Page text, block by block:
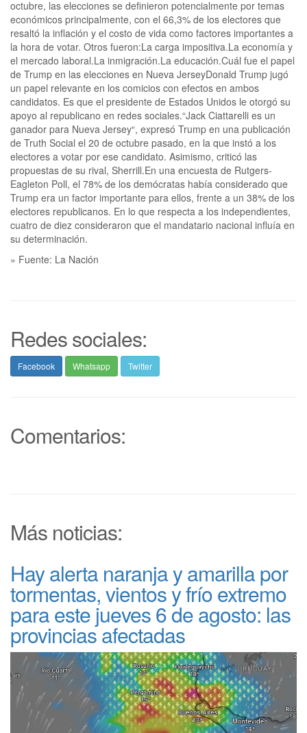
octubre, las elecciones se definieron potencialmente por temas
económicos principalmente, con el 66,3% de los electores que
resaltó la inflación y el costo de vida como factores importantes a
la hora de votar. Otros fueron:La carga impositiva.La economía y
el mercado laboral.La inmigración.La educación.Cuál fue el papel
de Trump en las elecciones en Nueva JerseyDonald Trump jugó
un papel relevante en los comicios con efectos en ambos
candidatos. Es que el presidente de Estados Unidos le otorgó su
apoyo al republicano en redes sociales.“Jack Ciattarelli es un
ganador para Nueva Jersey“, expresó Trump en una publicación
de Truth Social el 20 de octubre pasado, en la que instó a los
electores a votar por ese candidato. Asimismo, criticó las
propuestas de su rival, Sherrill.En una encuesta de Rutgers-
Eagleton Poll, el 78% de los demócratas había considerado que
Trump era un factor importante para ellos, frente a un 38% de los
electores republicanos. En lo que respecta a los independientes,
cuatro de diez consideraron que el mandatario nacional influía en
su determinación.
» Fuente: La Nación
Redes sociales:
Facebook Whatsapp Twitter
Comentarios:
Más noticias:
Hay alerta naranja y amarilla por
tormentas, vientos y frío extremo
para este jueves 6 de agosto: las
provincias afectadas